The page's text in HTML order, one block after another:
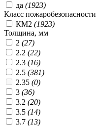
да (1923)
Класс пожаробезопасности
КМ2 (1923)
Толщина, мм
2 (27)
2.2 (22)
2.3 (16)
2.5 (381)
2.35 (0)
3 (36)
3.2 (20)
3.5 (14)
3.7 (13)